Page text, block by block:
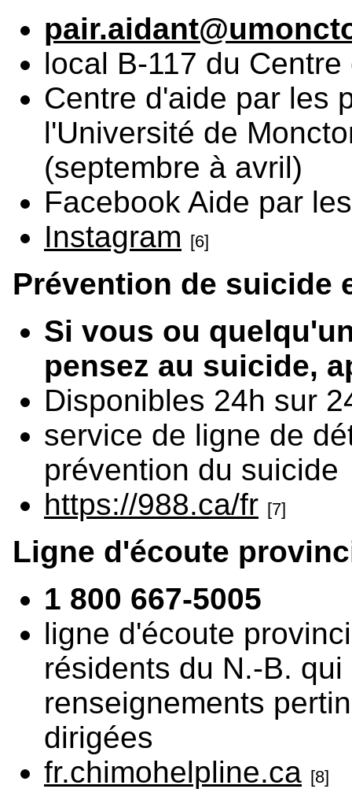
local B-117 du
Centre d'aide par les
l'Université de
(septembre à avril)
Facebook Aide par
Instagram
[6]
Prévention de suicide
Si vous ou
pensez au suicide,
Disponibles 24h sur
service de ligne de
prévention du suicide
https://988.ca/fr [7]
Ligne d'écoute
1 800 667-5005
ligne d'écoute
résidents du N.-B.
renseignements
dirigées
fr.chimohelpline.ca [8]